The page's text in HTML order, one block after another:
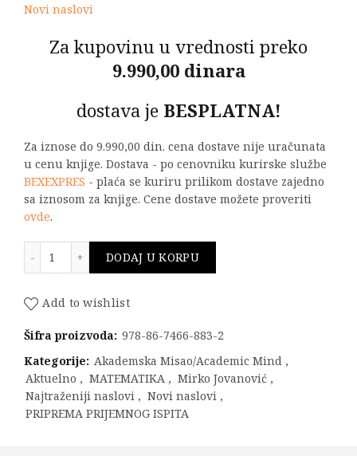
Novi naslovi
Za kupovinu u vrednosti preko
9.990,00 dinara
dostava je BESPLATNA!
Za iznose do 9.990,00 din. cena dostave nije uračunata
u cenu knjige. Dostava - po cenovniku kurirske službe
BEXEXPRES - plaća se kuriru prilikom dostave zajedno
sa iznosom za knjige. Cene dostave možete proveriti
ovde.
DODAJ U KORPU
Add to wishlist
Šifra proizvoda: 978-86-7466-883-2
Kategorije: Akademska Misao/Academic Mind ,
Aktuelno , MATEMATIKA , Mirko Jovanović ,
Najtraženiji naslovi , Novi naslovi ,
PRIPREMA PRIJEMNOG ISPITA